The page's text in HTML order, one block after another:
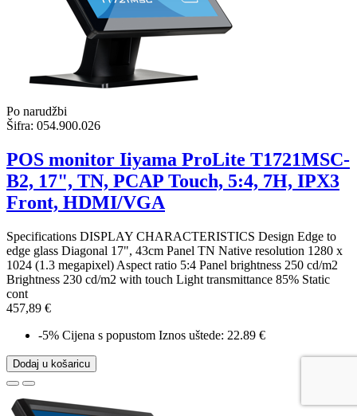
Po narudžbi
Šifra: 054.900.026
POS monitor Iiyama ProLite T1721MSC-
B2, 17", TN, PCAP Touch, 5:4, 7H, IPX3
Front, HDMI/VGA
Specifications DISPLAY CHARACTERISTICS Design Edge to
edge glass Diagonal 17", 43cm Panel TN Native resolution 1280 x
1024 (1.3 megapixel) Aspect ratio 5:4 Panel brightness 250 cd/m2
Brightness 230 cd/m2 with touch Light transmittance 85% Static
cont
457,89 €
-5% Cijena s popustom Iznos uštede: 22.89 €
Dodaj u košaricu